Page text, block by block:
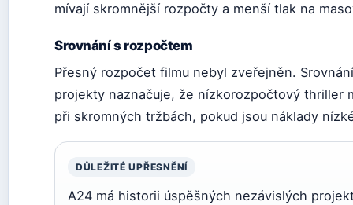
mívají skromnější rozpočty a menší tlak na
Srovnání s rozpočtem
Přesný rozpočet filmu nebyl zveřejněn.
projekty naznačuje, že nízkorozpočtový thriller
při skromných tržbách, pokud jsou náklady
DŮLEŽITÉ UPŘESNĚNÍ
A24 má historii úspěšných nezávislých